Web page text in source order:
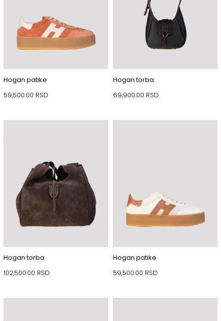
Hogan patike
59,500.00 RSD
Hogan torba
69,900.00 RSD
Hogan torba
102,500.00 RSD
Hogan patike
59,500.00 RSD